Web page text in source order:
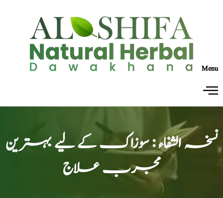
Menu
نسخہ الشفاء : سوزاک کے لیے بہترین
مجرب علاج